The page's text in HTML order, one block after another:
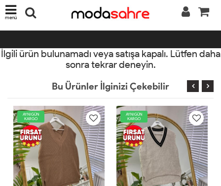
menü
İlgili ürün bulunamadı veya satışa kapalı. Lütfen daha
sonra tekrar deneyin.
Bu Ürünler İlginizi Çekebilir
AYNIGÜN
KARGO
AYNIGÜN
KARGO